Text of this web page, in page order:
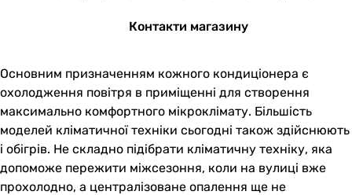
Контакти магазину
Основним призначенням кожного кондиціонера є
охолодження повітря в приміщенні для створення
максимально комфортного мікроклімату. Більшість
моделей кліматичної техніки сьогодні також здійснюють
і обігрів. Не складно підібрати кліматичну техніку, яка
допоможе пережити міжсезоння, коли на вулиці вже
прохолодно, а централізоване опалення ще не